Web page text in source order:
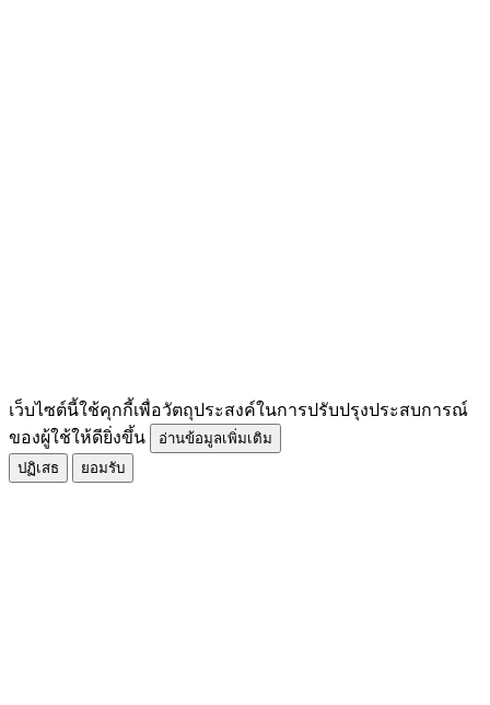
เว็บไซต์นี้ใช้คุกกี้เพื่อวัตถุประสงค์ในการปรับปรุงประสบการณ์
ของผู้ใช้ให้ดียิ่งขึ้น
อ่านข้อมูลเพิ่มเติม
ปฏิเสธ
ยอมรับ